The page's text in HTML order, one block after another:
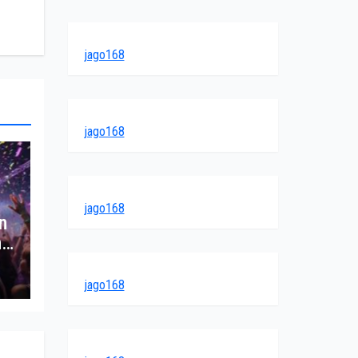
jago168
jago168
jago168
jago168